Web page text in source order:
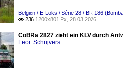
Belgien / E-Loks / Série 28 / BR 186
 236 1200x801 Px, 28.03.2026
CoBRa 2827 zieht ein KLV durch
Leon Schrijvers